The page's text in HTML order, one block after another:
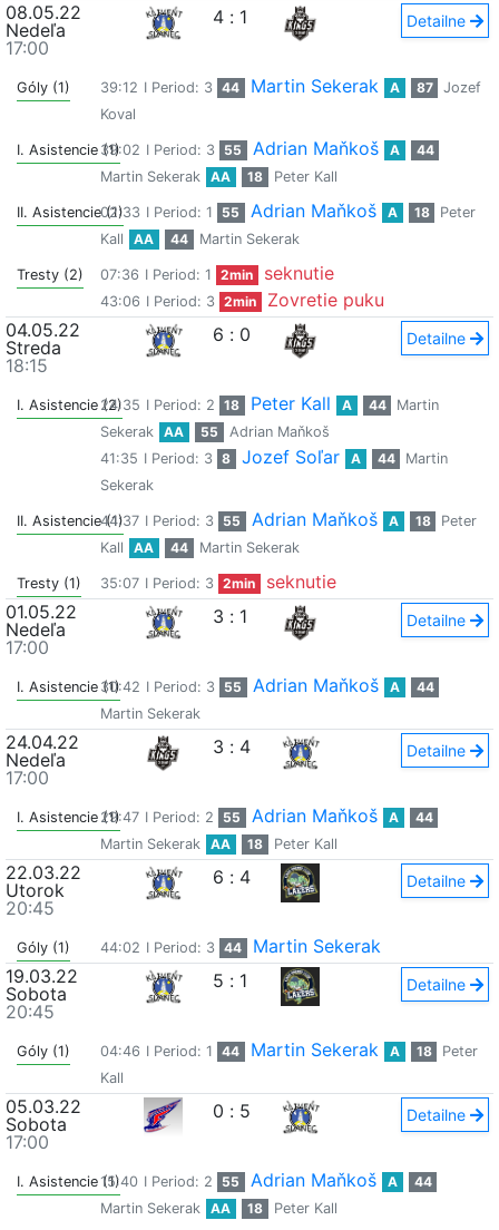
08.05.22
Nedeľa
17:00
4 : 1 Detailne
Góly (1) 39:12 I Period: 3 44 Martin Sekerak A 87
Jozef
Koval
I. Asistencie (1)39:02 I Period: 3 55 Adrian Maňkoš A
44
Martin Sekerak
AA 18 Peter Kall
II. Asistencie (1)
02:33 I Period: 1 55 Adrian Maňkoš A 18
Peter
Kall
AA 44 Martin Sekerak
Tresty (2) 07:36 I Period: 1 2min seknutie
43:06 I Period: 3 2min
Zovretie puku
04.05.22
Streda
18:15
6 : 0 Detailne
I. Asistencie (2)24:35 I Period: 2 18 Peter Kall A 44
Martin
Sekerak
AA 55
Adrian Maňkoš
41:35 I Period: 3 8 Jozef Soľar A 44
Martin
Sekerak
II. Asistencie (1)
44:37 I Period: 3 55 Adrian Maňkoš A 18
Peter
Kall
AA 44 Martin Sekerak
Tresty (1) 35:07 I Period: 3 2min
seknutie
01.05.22
Nedeľa
17:00
3 : 1 Detailne
I. Asistencie (1)30:42 I Period: 3 55 Adrian Maňkoš A
44
Martin Sekerak
24.04.22
Nedeľa
17:00
3 : 4 Detailne
I. Asistencie (1)29:47 I Period: 2 55 Adrian Maňkoš A
44
Martin Sekerak
AA 18 Peter Kall
22.03.22
Utorok
20:45
6 : 4 Detailne
Góly (1) 44:02 I Period: 3 44
Martin Sekerak
19.03.22
Sobota
20:45
5 : 1 Detailne
Góly (1) 04:46 I Period: 1 44 Martin Sekerak A 18
Peter
Kall
05.03.22
Sobota
17:00
0 : 5 Detailne
I. Asistencie (1)15:40 I Period: 2 55 Adrian Maňkoš A
44
Martin Sekerak
AA 18 Peter Kall